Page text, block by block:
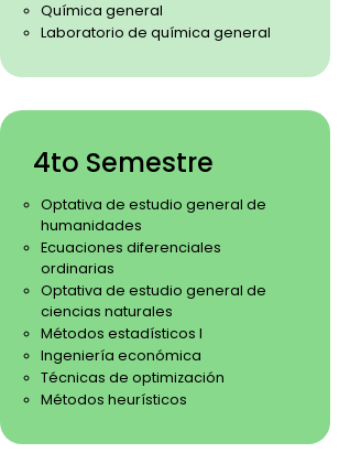
Química general
Laboratorio de química general
4to Semestre
Optativa de estudio general de
humanidades
Ecuaciones diferenciales
ordinarias
Optativa de estudio general de
ciencias naturales
Métodos estadísticos I
Ingeniería económica
Técnicas de optimización
Métodos heurísticos